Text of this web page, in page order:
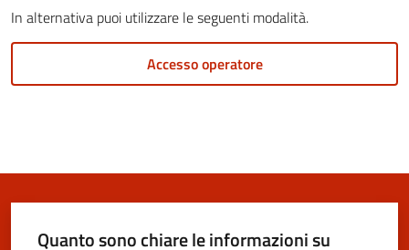
gli
In alternativa puoi utilizzare le seguenti modalità.
Accesso operatore
Quanto sono chiare le informazioni su